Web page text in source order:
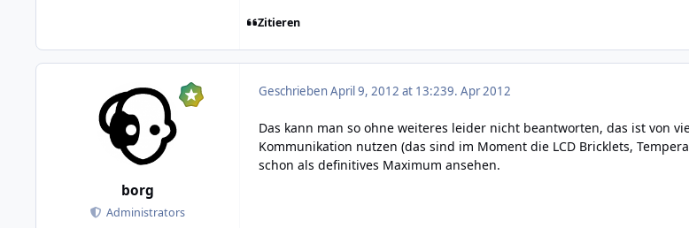
Zitieren
borg
Administrators
GeschriebenApril 9, 2012 at 13:239. Apr 2012
Das kann man so ohne weiteres leider nicht beantworten, das ist von
Kommunikation nutzen (das sind im Moment die LCD Bricklets,
schon als definitives Maximum ansehen.